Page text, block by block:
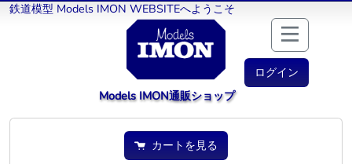
鉄道模型 Models IMON WEBSITEへようこそ
ログイン
Models IMON通販ショップ
カートを見る